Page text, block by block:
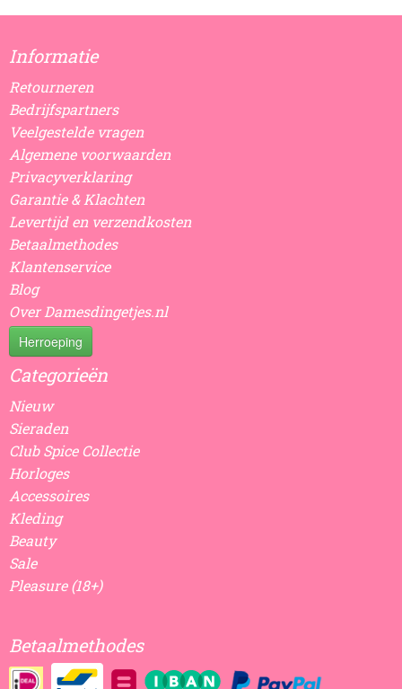
Informatie
Retourneren
Bedrijfspartners
Veelgestelde vragen
Algemene voorwaarden
Privacyverklaring
Garantie & Klachten
Levertijd en verzendkosten
Betaalmethodes
Klantenservice
Blog
Over Damesdingetjes.nl
Herroeping
Categorieën
Nieuw
Sieraden
Club Spice Collectie
Horloges
Accessoires
Kleding
Beauty
Sale
Pleasure (18+)
Betaalmethodes